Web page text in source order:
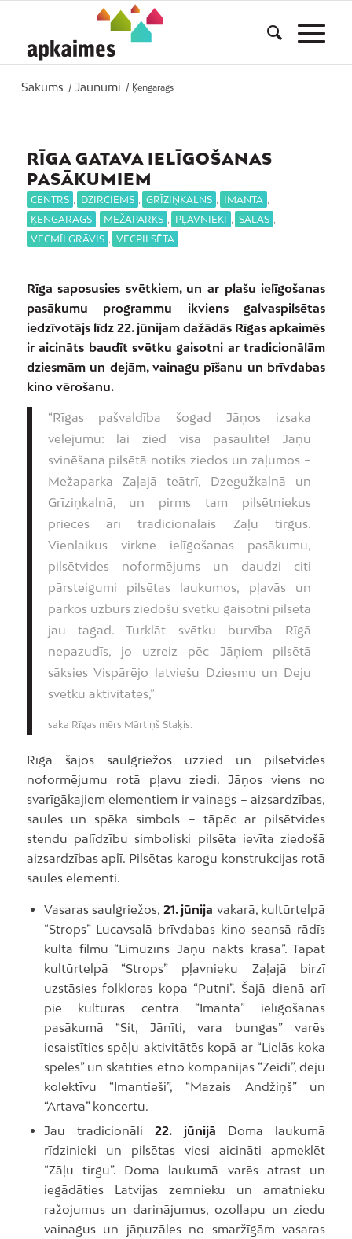
Sākums / Jaunumi / Ķengarags
RĪGA GATAVA IELĪGOŠANAS
PASĀKUMIEM
CENTRS , DZIRCIEMS , GRĪZIŅKALNS , IMANTA ,
ĶENGARAGS , MEŽAPARKS , PĻAVNIEKI , SALAS ,
VECMĪLGRĀVIS , VECPILSĒTA
Rīga saposusies svētkiem, un ar plašu ielīgošanas
pasākumu programmu ikviens galvaspilsētas
iedzīvotājs līdz 22. jūnijam dažādās Rīgas apkaimēs
ir aicināts baudīt svētku gaisotni ar tradicionālām
dziesmām un dejām, vainagu pīšanu un brīvdabas
kino vērošanu.
“Rīgas pašvaldība šogad Jāņos izsaka
vēlējumu: lai zied visa pasaulīte! Jāņu
svinēšana pilsētā notiks ziedos un zaļumos –
Mežaparka Zaļajā teātrī, Dzegužkalnā un
Grīziņkalnā, un pirms tam pilsētniekus
priecēs arī tradicionālais Zāļu tirgus.
Vienlaikus virkne ielīgošanas pasākumu,
pilsētvides noformējums un daudzi citi
pārsteigumi pilsētas laukumos, pļavās un
parkos uzburs ziedošu svētku gaisotni pilsētā
jau tagad. Turklāt svētku burvība Rīgā
nepazudīs, jo uzreiz pēc Jāņiem pilsētā
sāksies Vispārējo latviešu Dziesmu un Deju
svētku aktivitātes,”
saka Rīgas mērs Mārtiņš Staķis.
Rīga šajos saulgriežos uzzied un pilsētvides
noformējumu rotā pļavu ziedi. Jāņos viens no
svarīgākajiem elementiem ir vainags – aizsardzības,
saules un spēka simbols – tāpēc ar pilsētvides
stendu palīdzību simboliski pilsēta ievīta ziedošā
aizsardzības aplī. Pilsētas karogu konstrukcijas rotā
saules elementi.
Vasaras saulgriežos, 21. jūnija vakarā, kultūrtelpā
“Strops” Lucavsalā brīvdabas kino seansā rādīs
kulta filmu “Limuzīns Jāņu nakts krāsā”. Tāpat
kultūrtelpā “Strops” pļavnieku Zaļajā birzī
uzstāsies folkloras kopa “Putni”. Šajā dienā arī
pie kultūras centra “Imanta” ielīgošanas
pasākumā “Sit, Jānīti, vara bungas” varēs
iesaistīties spēļu aktivitātēs kopā ar “Lielās koka
spēles” un skatīties etno kompānijas “Zeidi”, deju
kolektīvu “Imantieši”, “Mazais Andžiņš” un
“Artava” koncertu.
Jau tradicionāli22. jūnijā Doma laukumā
rīdzinieki un pilsētas viesi aicināti apmeklēt
“Zāļu tirgu”. Doma laukumā varēs atrast un
iegādāties Latvijas zemnieku un amatnieku
ražojumus un darinājumus, ozollapu un ziedu
vainagus un jāņuzāles no smaržīgām vasaras